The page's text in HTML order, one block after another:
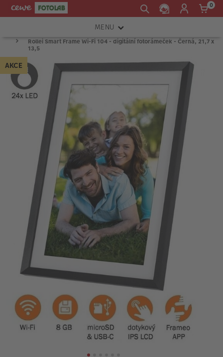
0
MENU
FOTOAPARÁTY
OBJEKTIVY
ATELIÉR
TISKÁRNY A SKENERY
FOTOBRAŠNY
PŘÍSLUŠENSTVÍ
RÁMEČKY
FOTOALBA
VÝPRODEJ
FOTO BAZAR
Akce a slevy
Rollei Smart Frame Wi-Fi 104 - digitální fotorámeček - Černá, 21,7 x
13,5
AKCE